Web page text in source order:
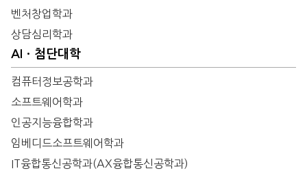
벤처창업학과
상담심리학과
AIㆍ첨단대학
컴퓨터정보공학과
소프트웨어학과
인공지능융합학과
임베디드소프트웨어학과
IT융합통신공학과(AX융합통신공학과)